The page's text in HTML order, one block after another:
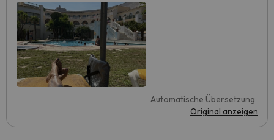
Automatische Übersetzung
Original anzeigen